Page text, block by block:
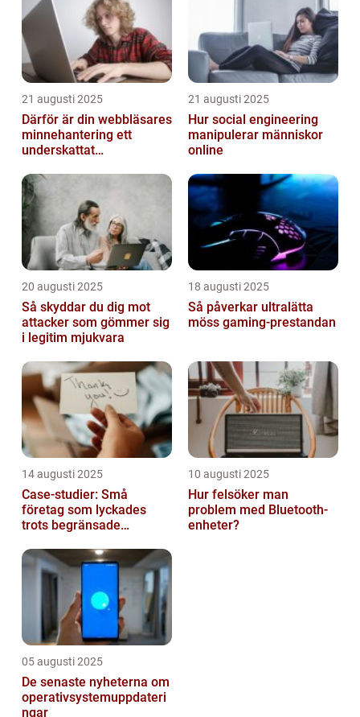
21 augusti 2025
Därför är din webbläsares
minnehantering ett
underskattat
21 augusti 2025
Hur social engineering
manipulerar människor
online
20 augusti 2025
Så skyddar du dig mot
attacker som gömmer sig
i legitim mjukvara
18 augusti 2025
Så påverkar ultralätta
möss gaming-prestandan
14 augusti 2025
Case-studier: Små
företag som lyckades
trots begränsade
10 augusti 2025
Hur felsöker man
problem med Bluetooth-
enheter?
05 augusti 2025
De senaste nyheterna om
operativsystemuppdateri
ngar